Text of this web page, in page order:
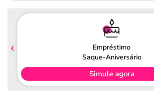
Empréstimo
Saque-Aniversário
Simule agora